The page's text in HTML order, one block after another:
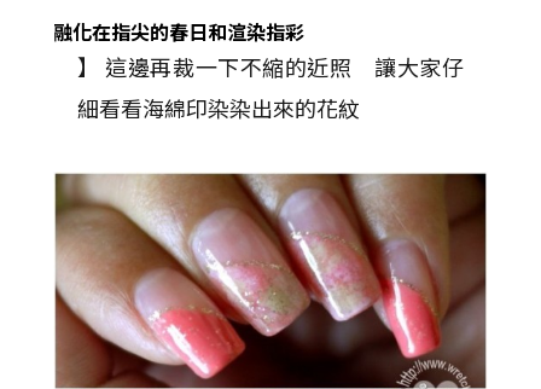
融化在指尖的春日和渲染指彩
】 這邊再裁一下不縮的近照 讓大家仔
細看看海綿印染染出來的花紋